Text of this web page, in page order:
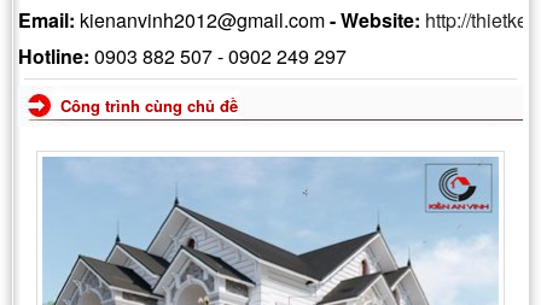
Email: kienanvinh2012@gmail.com-Website: http://
Hotline: 0903 882 507 - 0902 249 297
Công trình cùng chủ đề